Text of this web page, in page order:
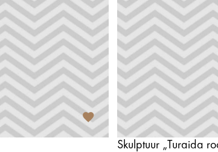
Skulptuur „Turaida